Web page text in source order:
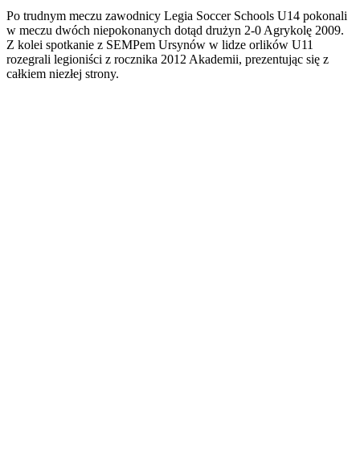
Po trudnym meczu zawodnicy Legia Soccer Schools U14 pokonali
w meczu dwóch niepokonanych dotąd drużyn 2-0 Agrykolę 2009.
Z kolei spotkanie z SEMPem Ursynów w lidze orlików U11
rozegrali legioniści z rocznika 2012 Akademii, prezentując się z
całkiem niezłej strony.